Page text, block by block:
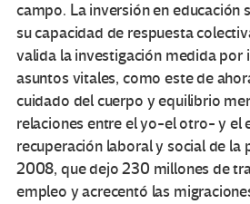
campo. La inversión en educación
su capacidad de respuesta
valida la investigación medida por
asuntos vitales, como este de
cuidado del cuerpo y equilibrio
relaciones entre el yo-el otro- y el
recuperación laboral y social de la
2008, que dejo 230 millones de
empleo y acrecentó las